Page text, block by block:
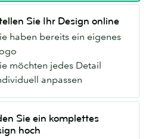
Sie Ihr Design online
haben bereits ein eigenes
möchten jedes Detail
anpassen
Sie ein komplettes
hoch